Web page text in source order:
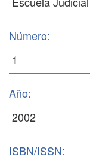
Número:
Año:
ISBN/ISSN: